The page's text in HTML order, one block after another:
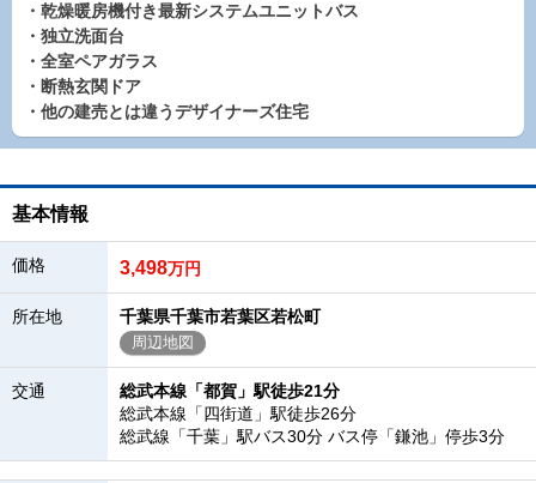
・乾燥暖房機付き最新システムユニットバス
・独立洗面台
・全室ペアガラス
・断熱玄関ドア
・他の建売とは違うデザイナーズ住宅
基本情報
価格 3,498万円
所在地 千葉県千葉市若葉区若松町
周辺地図
交通
総武本線「都賀」駅徒歩21分
総武本線「四街道」駅徒歩26分
総武線「千葉」駅バス30分 バス停「鎌池」停歩3分